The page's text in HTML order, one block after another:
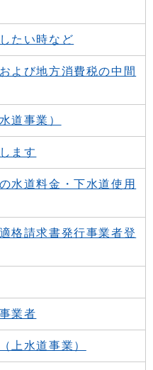
たい時など
よび地方消費税の中間
道事業）
ます
水道料金・下水道使用
格請求書発行事業者登
業者
上水道事業）